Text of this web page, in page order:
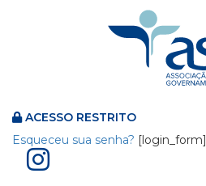
ACESSO RESTRITO
Esqueceu sua senha? [login_form]